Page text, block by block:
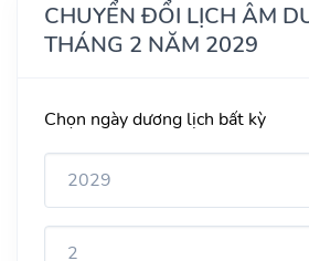
CHUYỂN ĐỔI LỊCH ÂM
THÁNG 2 NĂM 2029
Chọn ngày dương lịch bất kỳ